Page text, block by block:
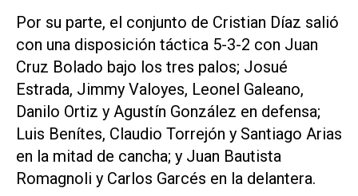
Por su parte, el conjunto de Cristian Díaz salió
con una disposición táctica 5-3-2 con Juan
Cruz Bolado bajo los tres palos; Josué
Estrada, Jimmy Valoyes, Leonel Galeano,
Danilo Ortiz y Agustín González en defensa;
Luis Benítes, Claudio Torrejón y Santiago Arias
en la mitad de cancha; y Juan Bautista
Romagnoli y Carlos Garcés en la delantera.